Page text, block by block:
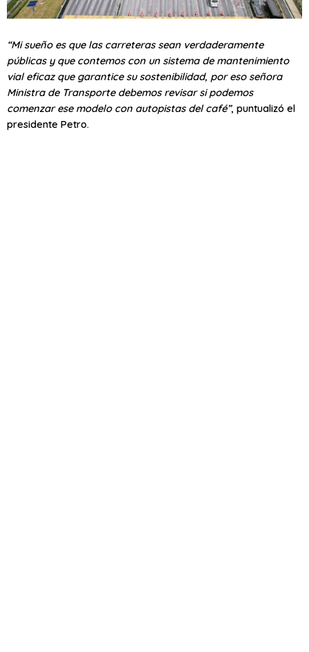
“Mi sueño es que las carreteras sean verdaderamente
públicas y que contemos con un sistema de mantenimiento
vial eficaz que garantice su sostenibilidad, por eso señora
Ministra de Transporte debemos revisar si podemos
comenzar ese modelo con autopistas del café”, puntualizó el
presidente Petro.